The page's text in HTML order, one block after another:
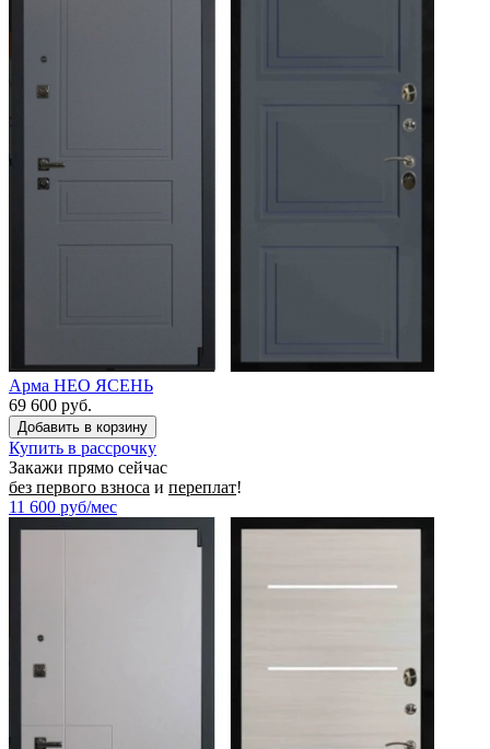
Арма НЕО ЯСЕНЬ
69 600 руб.
Купить в рассрочку
Закажи прямо сейчас
без первого взноса и переплат!
11 600 руб/мес